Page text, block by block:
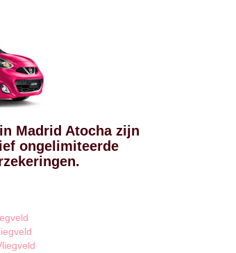
Madrid Atocha zijn
ongelimiteerde